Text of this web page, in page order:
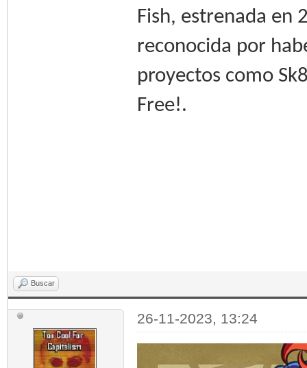
Fish, estrenada en
reconocida por
proyectos como
Free!.
Buscar
26-11-2023, 13:24